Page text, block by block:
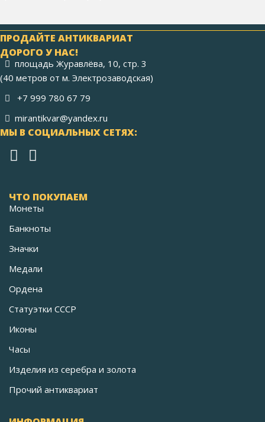
ПРОДАЙТЕ АНТИКВАРИАТ
ДОРОГО У НАС!
площадь Журавлёва, 10, стр. 3
(40 метров от м. Электрозаводская)
+7 999 780 67 79
mirantikvar@yandex.ru
МЫ В СОЦИАЛЬНЫХ СЕТЯХ:
ЧТО ПОКУПАЕМ
Монеты
Банкноты
Значки
Медали
Ордена
Статуэтки СССР
Иконы
Часы
Изделия из серебра и золота
Прочий антиквариат